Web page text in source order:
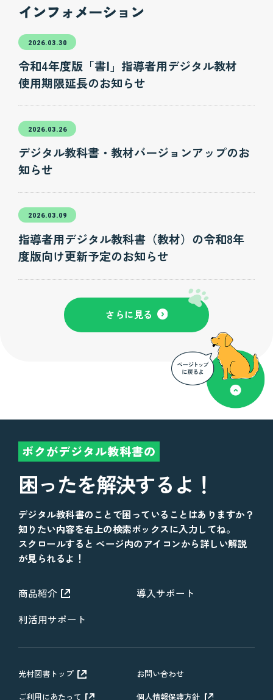
インフォメーション
2026.03.30
令和4年度版「書Ⅰ」指導者用デジタル教材
使用期限延長のお知らせ
2026.03.26
デジタル教科書・教材バージョンアップのお
知らせ
2026.03.09
指導者用デジタル教科書（教材）の令和8年
度版向け更新予定のお知らせ
さらに見る
ボクがデジタル教科書の
困ったを解決するよ！
デジタル教科書のことで困っていることはありますか？
知りたい内容を右上の検索ボックスに入力してね。
スクロールすると ページ内のアイコンから詳しい解説
が見られるよ！
商品紹介
導入サポート
利活用サポート
光村図書トップ
お問い合わせ
ご利用にあたって
個人情報保護方針